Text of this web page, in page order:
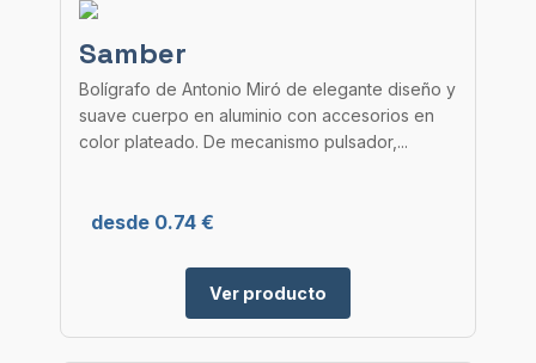
Samber
Bolígrafo de Antonio Miró de elegante diseño y
suave cuerpo en aluminio con accesorios en
color plateado. De mecanismo pulsador,...
desde 0.74 €
Ver producto